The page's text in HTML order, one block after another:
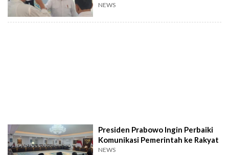
NEWS
Presiden Prabowo Ingin Perbaiki
Komunikasi Pemerintah ke Rakyat
NEWS